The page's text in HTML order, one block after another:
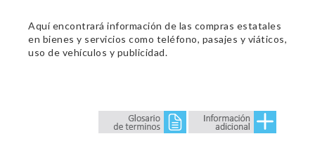
Aquí encontrará información de las compras estatales
en bienes y servicios como teléfono, pasajes y viáticos,
uso de vehículos y publicidad.